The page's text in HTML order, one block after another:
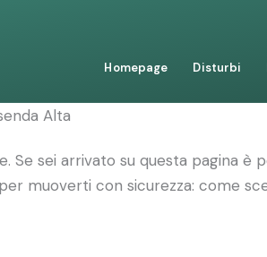
Homepage Disturbi
Alta
Se sei arrivato su questa pagina
muoverti con sicurezza: come